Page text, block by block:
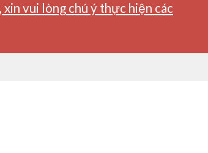
vui lòng chú ý thực hiện các